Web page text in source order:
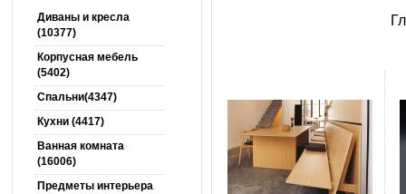
Диваны и кресла
(10377)
Корпусная мебель
(5402)
Спальни(4347)
Кухни (4417)
Ванная комната
(16006)
Предметы интерьера